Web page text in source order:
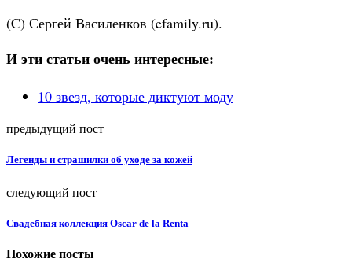
(C) Сергей Василенков (efamily.ru).
И эти статьи очень интересные:
10 звезд, которые диктуют моду
предыдущий пост
Легенды и страшилки об уходе за кожей
следующий пост
Свадебная коллекция Oscar de la Renta
Похожие посты